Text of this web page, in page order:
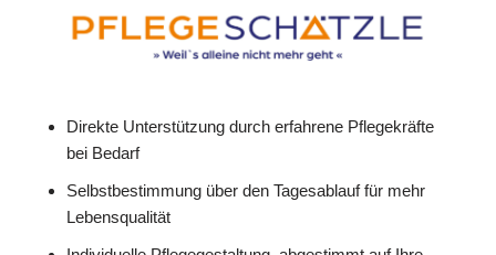
Direkte Unterstützung durch erfahrene Pflegekräfte
bei Bedarf
Selbstbestimmung über den Tagesablauf für mehr
Lebensqualität